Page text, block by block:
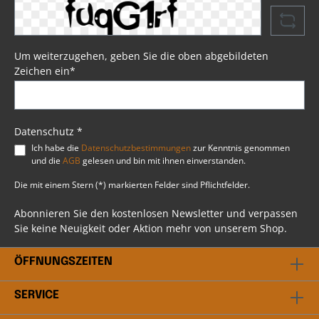
enthalten sind vier Lederriemen, die das
Anbringen der Schwingentasche am Heck Ihrer
Harley® problemlos ermöglichen. Die Tasche ist
zusätzlich durch Kunststoff und
Verstärkungsschaum gegen Verformungen bei
längerem Gebrauch geschützt. Somit ist
Favorit, ausgewählt durch unsere Profis bei BSB
nicht mit uns in Kontakt zu treten. Unser
professionelles Team steht dir gerne beratend
bei allen Fragen rund ums Thema Harley
Davidson® zur Verfügung.
Um weiterzugehen, geben Sie die oben abgebildeten
Zeichen ein*
Datenschutz *
Ich habe die Datenschutzbestimmungenzur Kenntnis genommen
und die AGB gelesen und bin mit ihnen einverstanden.
Die mit einem Stern (*) markierten Felder sind Pflichtfelder.
Abonnieren Sie den kostenlosen Newsletter und verpassen
Sie keine Neuigkeit oder Aktion mehr von unserem Shop.
ÖFFNUNGSZEITEN
SERVICE